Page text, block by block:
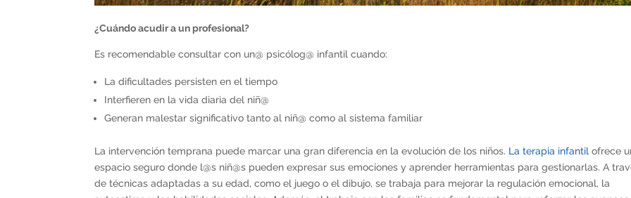
¿Cuándo acudir a un profesional?
Es recomendable consultar con un@ psicólog@ infantil cuando:
La dificultades persisten en el tiempo
Interfieren en la vida diaria del niñ@
Generan malestar significativo tanto al niñ@ como al sistema familiar
La intervención temprana puede marcar una gran diferencia en la evolución de los niños. La terapia infantilofrece
espacio seguro donde l@s niñ@s pueden expresar sus emociones y aprender herramientas para gestionarlas. A
de técnicas adaptadas a su edad, como el juego o el dibujo, se trabaja para mejorar la regulación emocional, la